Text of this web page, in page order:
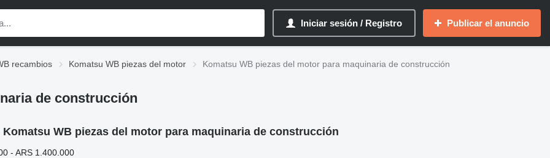
Iniciar sesión / Registro Publicar el anuncio
recambios Komatsu WB piezas del motor Komatsu WB piezas del motor para maquinaria de construcción
de construcción
Komatsu WB piezas del motor para maquinaria de construcción
- ARS 1.400.000